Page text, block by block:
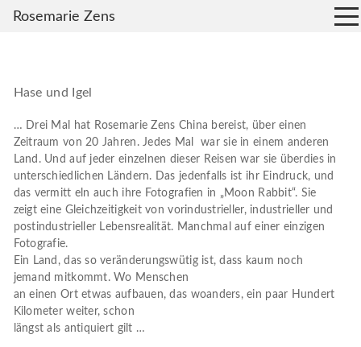
Hase und Igel
… Drei Mal hat Rosemarie Zens China bereist, über einen
Zeitraum von 20 Jahren. Jedes Mal war sie in einem anderen
Land. Und auf jeder einzelnen dieser Reisen war sie überdies in
unterschiedlichen Ländern. Das jedenfalls ist ihr Eindruck, und
das vermitt eln auch ihre Fotografien in „Moon Rabbit“. Sie
zeigt eine Gleichzeitigkeit von vorindustrieller, industrieller und
postindustrieller Lebensrealität. Manchmal auf einer einzigen
Fotografie.
Ein Land, das so veränderungswütig ist, dass kaum noch
jemand mitkommt. Wo Menschen
an einen Ort etwas aufbauen, das woanders, ein paar Hundert
Kilometer weiter, schon
längst als antiquiert gilt …
Rosemarie Zens